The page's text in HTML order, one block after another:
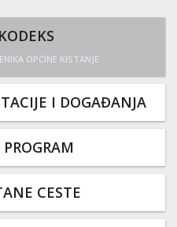
OPĆINE KISTANJE
I DOGAĐANJA
CESTE